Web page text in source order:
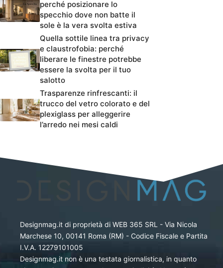
perché posizionare lo
specchio dove non batte il
sole è la vera svolta estiva
Quella sottile linea tra privacy
e claustrofobia: perché
liberare le finestre potrebbe
essere la svolta per il tuo
salotto
Trasparenze rinfrescanti: il
trucco del vetro colorato e del
plexiglass per alleggerire
l’arredo nei mesi caldi
Designmag.it di proprietà di WEB 365 SRL - Via Nicola
Marchese 10, 00141 Roma (RM) - Codice Fiscale e Partita
I.V.A. 12279101005
Designmag.it non è una testata giornalistica, in quanto